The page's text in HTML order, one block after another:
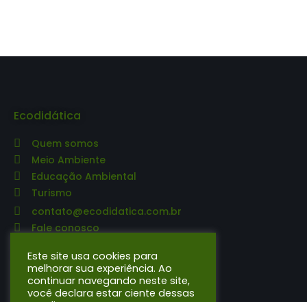
Ecodidática
Quem somos
Meio Ambiente
Educação Ambiental
Turismo
contato@ecodidatica.com.br
Fale conosco
Editora Ecodidática
O que publicamos
Este site usa cookies para
melhorar sua experiência. Ao
continuar navegando neste site,
você declara estar ciente dessas